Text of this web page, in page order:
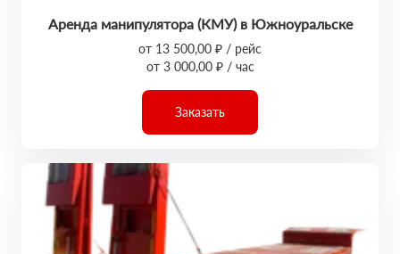
Аренда манипулятора (КМУ) в Южноуральске
от 13 500,00 ₽ / рейс
от 3 000,00 ₽ / час
Заказать